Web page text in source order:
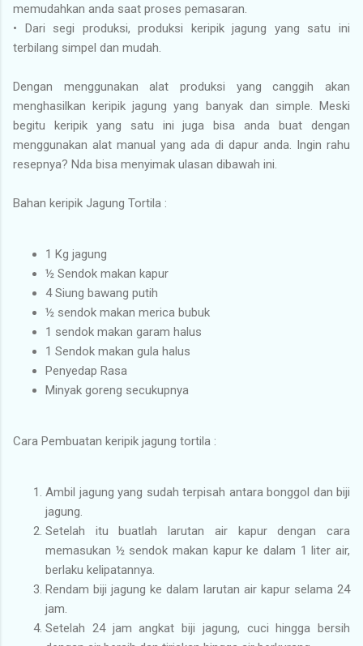
memudahkan anda saat proses pemasaran.
• Dari segi produksi, produksi keripik jagung yang satu ini
terbilang simpel dan mudah.
Dengan menggunakan alat produksi yang canggih akan
menghasilkan keripik jagung yang banyak dan simple. Meski
begitu keripik yang satu ini juga bisa anda buat dengan
menggunakan alat manual yang ada di dapur anda. Ingin rahu
resepnya? Nda bisa menyimak ulasan dibawah ini.
Bahan keripik Jagung Tortila :
1 Kg jagung
½ Sendok makan kapur
4 Siung bawang putih
½ sendok makan merica bubuk
1 sendok makan garam halus
1 Sendok makan gula halus
Penyedap Rasa
Minyak goreng secukupnya
Cara Pembuatan keripik jagung tortila :
Ambil jagung yang sudah terpisah antara bonggol dan biji
jagung.
Setelah itu buatlah larutan air kapur dengan cara
memasukan ½ sendok makan kapur ke dalam 1 liter air,
berlaku kelipatannya.
Rendam biji jagung ke dalam larutan air kapur selama 24
jam.
Setelah 24 jam angkat biji jagung, cuci hingga bersih